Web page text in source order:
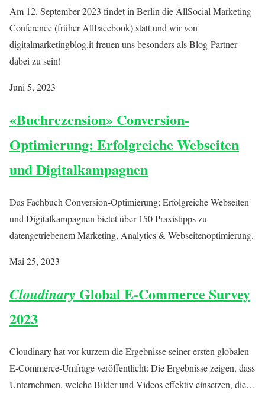
Am 12. September 2023 findet in Berlin die AllSocial Marketing
Conference (früher AllFacebook) statt und wir von
digitalmarketingblog.it freuen uns besonders als Blog-Partner
dabei zu sein!
Juni 5, 2023
«Buchrezension» Conversion-
Optimierung: Erfolgreiche Webseiten
und Digitalkampagnen
Das Fachbuch Conversion-Optimierung: Erfolgreiche Webseiten
und Digitalkampagnen bietet über 150 Praxistipps zu
datengetriebenem Marketing, Analytics & Webseitenoptimierung.
Mai 25, 2023
Cloudinary Global E-Commerce Survey
2023
Cloudinary hat vor kurzem die Ergebnisse seiner ersten globalen
E-Commerce-Umfrage veröffentlicht: Die Ergebnisse zeigen, dass
Unternehmen, welche Bilder und Videos effektiv einsetzen, die…